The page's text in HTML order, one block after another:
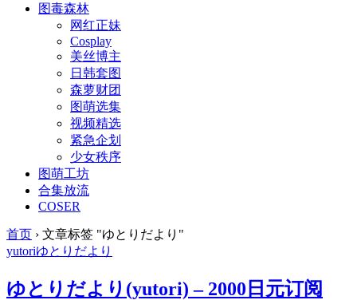
图毒森林
网红正妹
Cosplay
美丝博主
日韩套图
森萝财团
图萌选集
视频精选
紧急企划
少女秩序
图萌工坊
合集放流
COSER
首页 › 文章标签 "ゆとりだより"
yutoriゆとりだより
ゆとりだより(yutori) – 2000日元订阅